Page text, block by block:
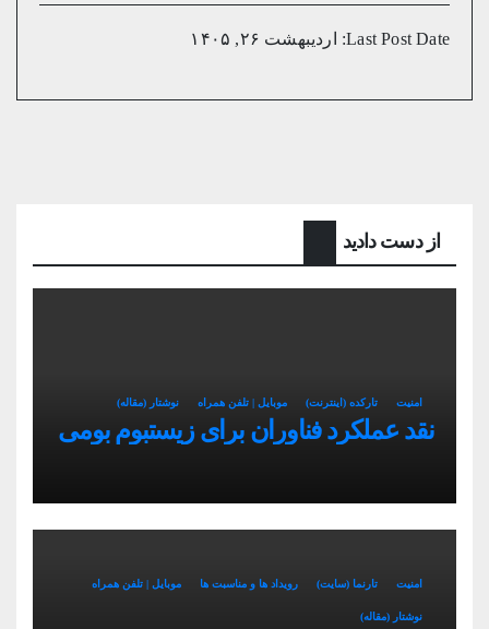
Last Post Date: اردیبهشت ۲۶, ۱۴۰۵
از دست دادید
امنیت تارکده (اینترنت) موبایل | تلفن همراه نوشتار (مقاله)
نقد عملکرد فناوران برای زیستبوم بومی
امنیت تارنما (سایت) رویداد ها و مناسبت ها موبایل | تلفن همراه
نوشتار (مقاله)